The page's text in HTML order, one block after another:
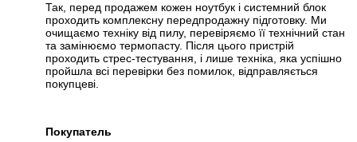
Так, перед продажем кожен ноутбук і системний блок
проходить комплексну передпродажну підготовку. Ми
очищаємо техніку від пилу, перевіряємо її технічний стан
та замінюємо термопасту. Після цього пристрій
проходить стрес-тестування, і лише техніка, яка успішно
пройшла всі перевірки без помилок, відправляється
покупцеві.
Покупатель